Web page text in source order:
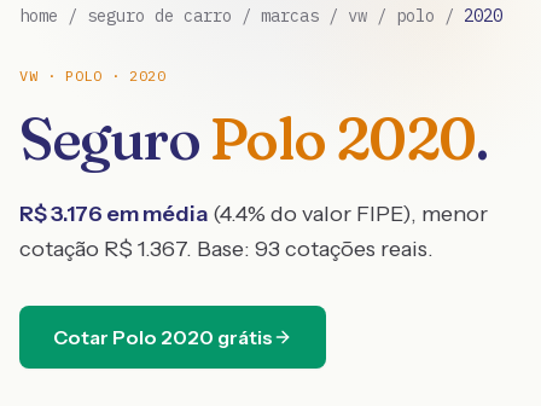
home / seguro de carro / marcas / vw / polo / 2020
VW ·POLO ·2020
SeguroPolo2020.
R$3.176 em média (4.4% do valor FIPE), menor
cotação R$ 1.367. Base: 93 cotações reais.
Cotar Polo 2020 grátis